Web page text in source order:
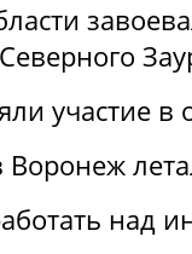
участие в
Воронеж
над